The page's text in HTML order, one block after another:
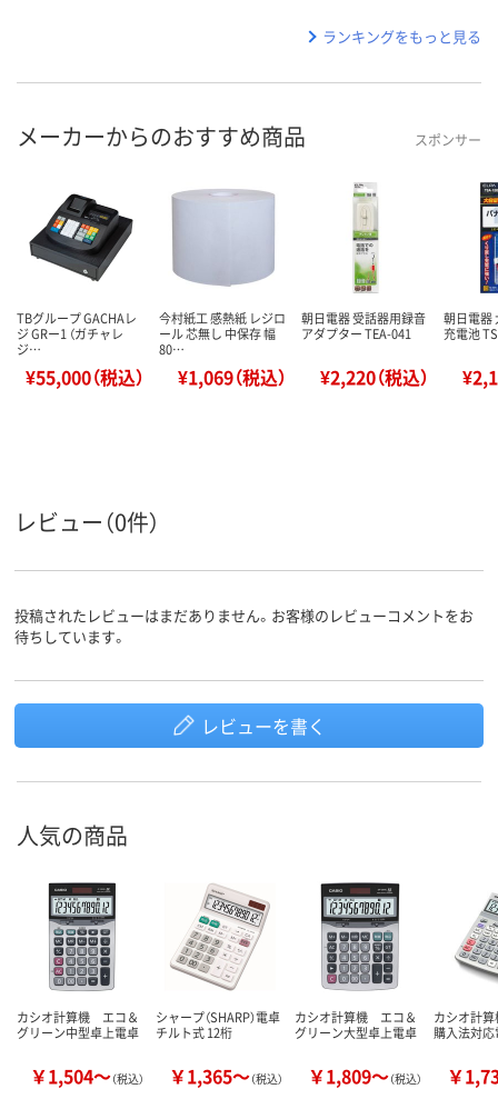
ランキングをもっと見る
メーカーからのおすすめ商品 スポンサー
TBグループ GACHAレ
ジ GRー1 （ガチャレ
ジ…
¥55,000（税込）
今村紙工 感熱紙 レジロ
ール 芯無し 中保存 幅
80…
¥1,069（税込）
朝日電器 受話器用録音
アダプター TEA-041
¥2,220（税込）
朝日電器
充電池
レビュー（0件）
投稿されたレビューはまだありません。お客様のレビューコメントをお
待ちしています。
レビューを書く
人気の商品
カシオ計算機 エコ＆
グリーン中型卓上電卓
￥1,504～（税込）
シャープ（SHARP）電卓
チルト式 12桁
￥1,365～（税込）
カシオ計算機 エコ＆
グリーン大型卓上電卓
￥1,809～（税込）
カシオ計
購入法対
￥